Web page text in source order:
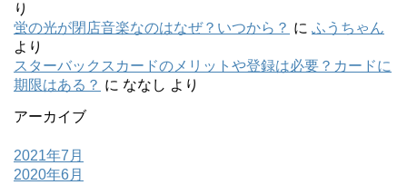
り
蛍の光が閉店音楽なのはなぜ？いつから？ に ふうちゃん
より
スターバックスカードのメリットや登録は必要？カードに
期限はある？ に ななし より
アーカイブ
2021年7月
2020年6月